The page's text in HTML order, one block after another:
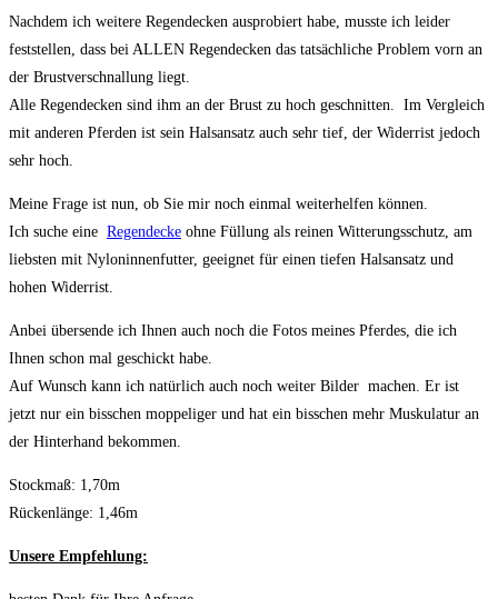
Nachdem ich weitere Regendecken ausprobiert habe, musste ich leider
feststellen, dass bei ALLEN Regendecken das tatsächliche Problem vorn an
der Brustverschnallung liegt.
Alle Regendecken sind ihm an der Brust zu hoch geschnitten. Im Vergleich
mit anderen Pferden ist sein Halsansatz auch sehr tief, der Widerrist jedoch
sehr hoch.
Meine Frage ist nun, ob Sie mir noch einmal weiterhelfen können.
Ich suche eine Regendecke ohne Füllung als reinen Witterungsschutz, am
liebsten mit Nyloninnenfutter, geeignet für einen tiefen Halsansatz und
hohen Widerrist.
Anbei übersende ich Ihnen auch noch die Fotos meines Pferdes, die ich
Ihnen schon mal geschickt habe.
Auf Wunsch kann ich natürlich auch noch weiter Bilder machen. Er ist
jetzt nur ein bisschen moppeliger und hat ein bisschen mehr Muskulatur an
der Hinterhand bekommen.
Stockmaß: 1,70m
Rückenlänge: 1,46m
Unsere Empfehlung: